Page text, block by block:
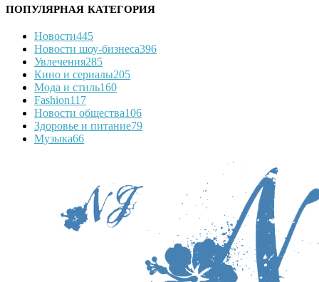
ПОПУЛЯРНАЯ КАТЕГОРИЯ
Новости445
Новости шоу-бизнеса396
Увлечения285
Кино и сериалы205
Мода и стиль160
Fashion117
Новости общества106
Здоровье и питание79
Музыка66